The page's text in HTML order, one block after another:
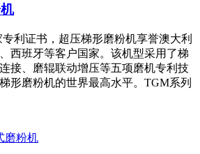
利证书，超压梯形磨粉机享誉澳大利
西班牙等客户国家。该机型采用了梯
接、磨辊联动增压等五项磨机专利技
形磨粉机的世界最高水平。TGM系列